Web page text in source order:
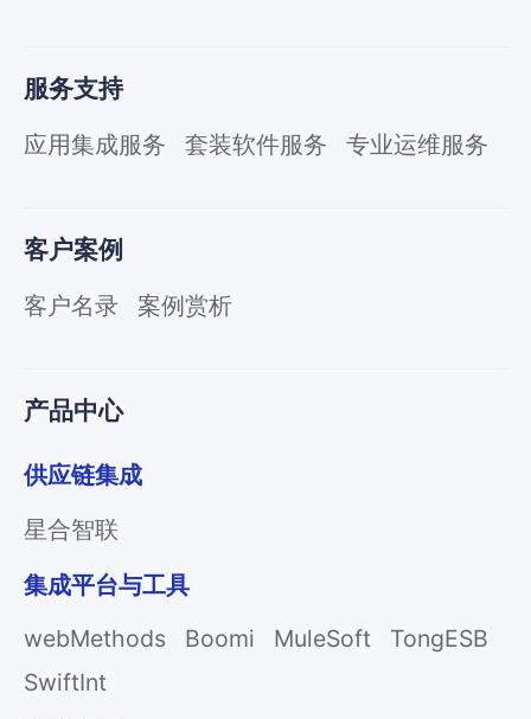
服务支持
应用集成服务 套装软件服务 专业运维服务
客户案例
客户名录 案例赏析
产品中心
供应链集成
星合智联
集成平台与工具
webMethods
Boomi MuleSoft
TongESB
SwiftInt